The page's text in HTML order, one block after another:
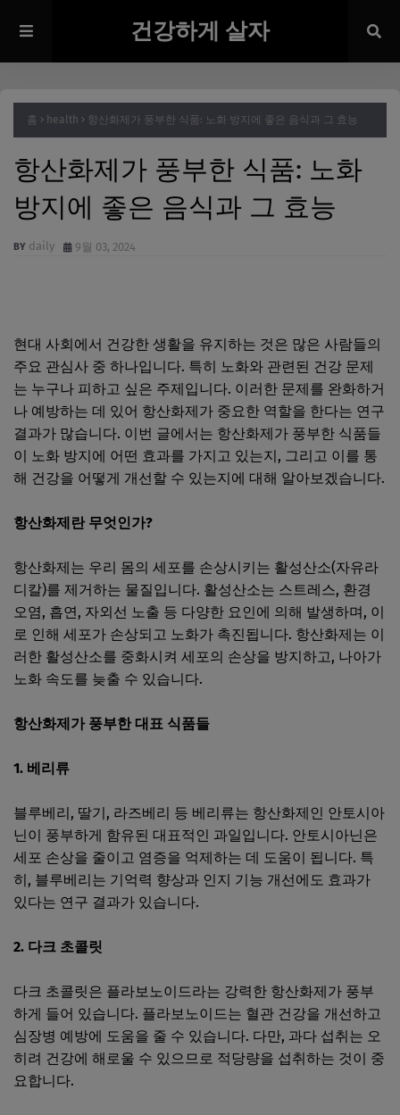
건강하게 살자
홈 health 항산화제가 풍부한 식품: 노화 방지에 좋은 음식과 그 효능
항산화제가 풍부한 식품: 노화
방지에 좋은 음식과 그 효능
daily 9월 03, 2024
현대 사회에서 건강한 생활을 유지하는 것은 많은 사람들의
주요 관심사 중 하나입니다. 특히 노화와 관련된 건강 문제
는 누구나 피하고 싶은 주제입니다. 이러한 문제를 완화하거
나 예방하는 데 있어 항산화제가 중요한 역할을 한다는 연구
결과가 많습니다. 이번 글에서는 항산화제가 풍부한 식품들
이 노화 방지에 어떤 효과를 가지고 있는지, 그리고 이를 통
해 건강을 어떻게 개선할 수 있는지에 대해 알아보겠습니다.
항산화제란 무엇인가?
항산화제는 우리 몸의 세포를 손상시키는 활성산소(자유라
디칼)를 제거하는 물질입니다. 활성산소는 스트레스, 환경
오염, 흡연, 자외선 노출 등 다양한 요인에 의해 발생하며, 이
로 인해 세포가 손상되고 노화가 촉진됩니다. 항산화제는 이
러한 활성산소를 중화시켜 세포의 손상을 방지하고, 나아가
노화 속도를 늦출 수 있습니다.
항산화제가 풍부한 대표 식품들
1. 베리류
블루베리, 딸기, 라즈베리 등 베리류는 항산화제인 안토시아
닌이 풍부하게 함유된 대표적인 과일입니다. 안토시아닌은
세포 손상을 줄이고 염증을 억제하는 데 도움이 됩니다. 특
히, 블루베리는 기억력 향상과 인지 기능 개선에도 효과가
있다는 연구 결과가 있습니다.
2. 다크 초콜릿
다크 초콜릿은 플라보노이드라는 강력한 항산화제가 풍부
하게 들어 있습니다. 플라보노이드는 혈관 건강을 개선하고
심장병 예방에 도움을 줄 수 있습니다. 다만, 과다 섭취는 오
히려 건강에 해로울 수 있으므로 적당량을 섭취하는 것이 중
요합니다.